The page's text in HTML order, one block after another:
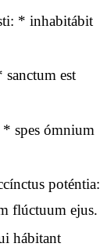
* inhabitábit
est
* spes ómnium
poténtia:
flúctuum ejus.
hábitant